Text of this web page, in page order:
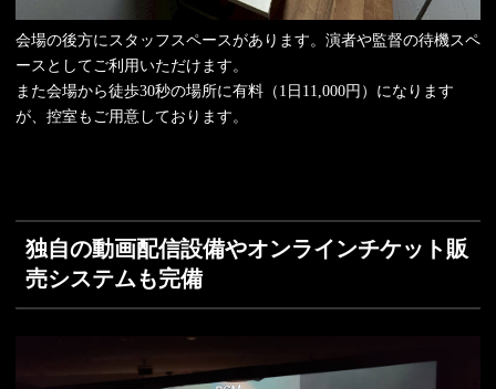
会場の後方にスタッフスペースがあります。演者や監督の待機スペ
ースとしてご利用いただけます。
また会場から徒歩30秒の場所に有料（1日11,000円）になります
が、控室もご用意しております。
独自の動画配信設備やオンラインチケット販
売システムも完備